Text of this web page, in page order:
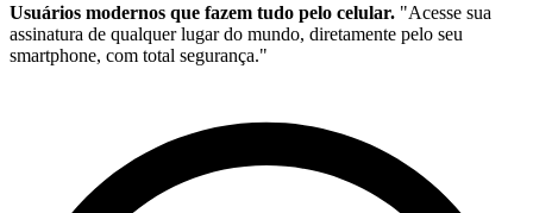
Usuários modernos que fazem tudo pelo celular. "Acesse sua
assinatura de qualquer lugar do mundo, diretamente pelo seu
smartphone, com total segurança."